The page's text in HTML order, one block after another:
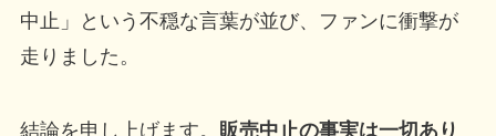
中止」という不穏な言葉が並び、ファンに衝撃が
走りました。
結論を申し上げます。 販売中止の事実は一切あり